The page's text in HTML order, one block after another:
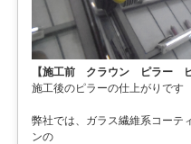
【施工前 クラウン ピラー ピ
施工後のピラーの仕上がりです
弊社では、ガラス繊維系コーテ
ンの